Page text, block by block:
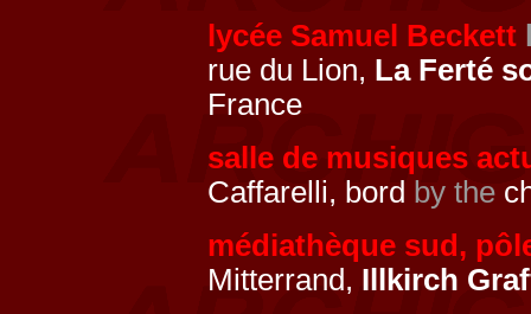
lycée Samuel Beckett
rue du Lion, La Ferté
France
salle de musiques
Caffarelli, bord by the
médiathèque sud,
Mitterrand, Illkirch